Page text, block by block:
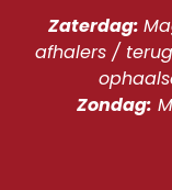
Zaterdag:
afhalers /
Zondag: